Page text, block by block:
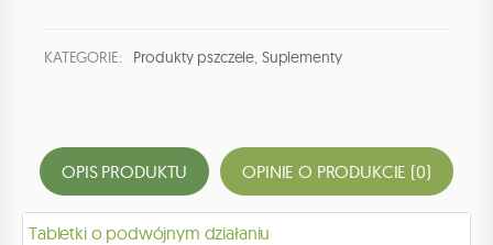
KATEGORIE: Produkty pszczele, Suplementy
OPIS PRODUKTU OPINIE O PRODUKCIE (0)
Tabletki o podwójnym działaniu